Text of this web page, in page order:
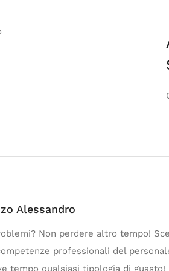
Alessandro
Non perdere altro tempo!
professionali del
tempo qualsiasi tipologia di guasto!